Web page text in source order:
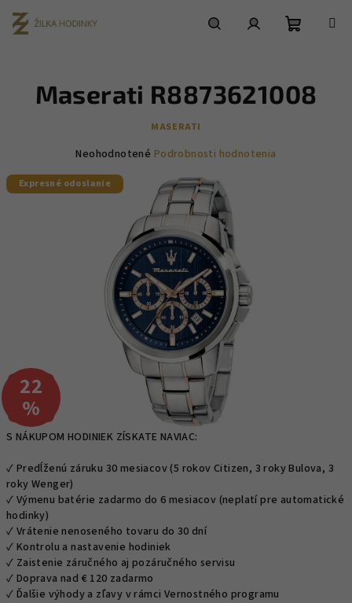
obsah
košík
S NÁKUPOM HODINIEK ZÍSKATE NAVIAC:
✓ Predĺženú záruku 30 mesiacov (5 rokov Citizen, 3 roky Bulova, 3
roky Wenger)
✓ Výmenu batérie zadarmo do 6 mesiacov (neplatí pre automatické
hodinky)
✓ Vrátenie nenoseného tovaru do 30 dní
✓ Kontrolu a nastavenie hodiniek
✓ Zaistenie záručného aj pozáručného servisu
✓ Doprava nad € 120 zadarmo
✓ Ďalšie výhody a zľavy v rámci Vernostného programu
Maserati R8873621008
MASERATI
Priemerné
produktu
hviezdičiek.
Neohodnotené Podrobnosti hodnotenia
Expresné odoslanie
22
%